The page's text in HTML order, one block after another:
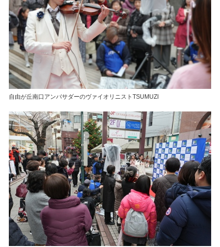
自由が丘南口アンバサダーのヴァイオリニストTSUMUZI